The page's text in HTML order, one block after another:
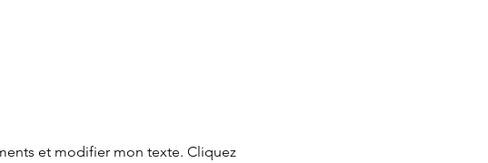
et modifier mon texte. Cliquez